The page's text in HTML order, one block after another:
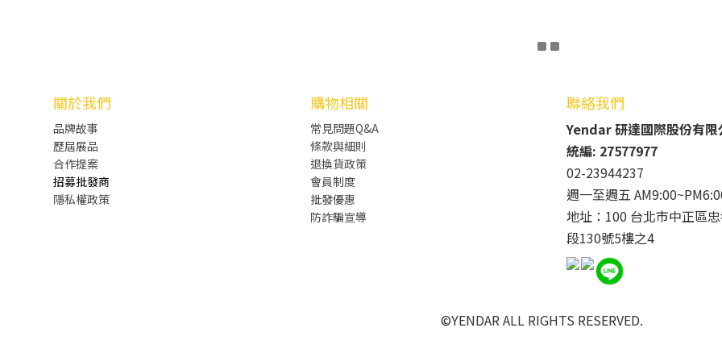
關於我們
品牌故事
歷屆展品
合作提案
招募批發商
隱私權政策
購物相關
常見問題Q&A
條款與細則
退換貨政策
會員制度
批發優惠
防詐騙宣導
聯絡我們
Yendar 研達國際股份有限
統編: 27577977
02-23944237
週一至週五
地址：100 台北市中正區
段130號5樓之4
©YENDAR ALL RIGHTS RESERVED.